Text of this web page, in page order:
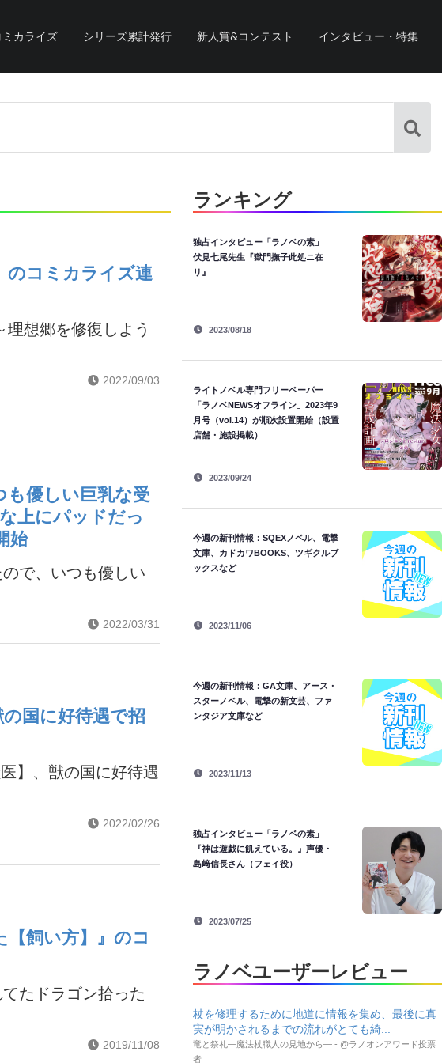
ミカライズ シリーズ累計発行 新人賞&コンテスト インタビュー・特集
のコミカライズ連
想郷を修復しよう
2022/09/03
も優しい巨乳な受
上にパッドだっ
始
で、いつも優しい
2022/03/31
の国に好待遇で招
】、獣の国に好待遇
2022/02/26
【飼い方】』のコ
たドラゴン拾った
2019/11/08
ランキング
独占インタビュー「ラノベの素」
伏見七尾先生『獄門撫子此処ニ在
リ』
2023/08/18
ライトノベル専門フリーペーパー
「ラノベNEWSオフライン」2023年9
月号（vol.14）が順次設置開始（設置
店舗・施設掲載）
2023/09/24
今週の新刊情報：SQEXノベル、電撃
文庫、カドカワBOOKS、ツギクルブ
ックスなど
2023/11/06
今週の新刊情報：GA文庫、アース・
スターノベル、電撃の新文芸、ファ
ンタジア文庫など
2023/11/13
独占インタビュー「ラノベの素」
『神は遊戯に飢えている。』声優・
島﨑信長さん（フェイ役）
2023/07/25
ラノベユーザーレビュー
杖を修理するために地道に情報を集め、最後に真
実が明かされるまでの流れがとても綺...
竜と祭礼―魔法杖職人の見地から― - @ラノオンアワード投票
者